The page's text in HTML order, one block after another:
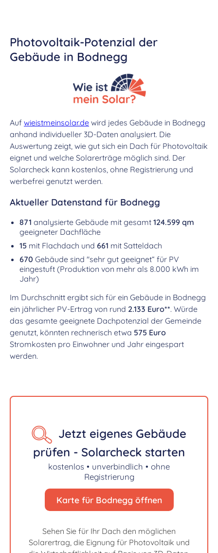
Photovoltaik-Potenzial der
Gebäude in Bodnegg
Auf wieistmeinsolar.de wird jedes Gebäude in Bodnegg
anhand individueller 3D-Daten analysiert. Die
Auswertung zeigt, wie gut sich ein Dach für Photovoltaik
eignet und welche Solarerträge möglich sind. Der
Solarcheck kann kostenlos, ohne Registrierung und
werbefrei genutzt werden.
Aktueller Datenstand für Bodnegg
871 analysierte Gebäude mit gesamt 124.599 qm
geeigneter Dachfläche
15 mit Flachdach und 661 mit Satteldach
670 Gebäude sind "sehr gut geeignet“ für PV
eingestuft (Produktion von mehr als 8.000 kWh im
Jahr)
Im Durchschnitt ergibt sich für ein Gebäude in Bodnegg
ein jährlicher PV-Ertrag von rund 2.133 Euro**. Würde
das gesamte geeignete Dachpotenzial der Gemeinde
genutzt, könnten rechnerisch etwa 575 Euro
Stromkosten pro Einwohner und Jahr eingespart
werden.
Jetzt eigenes Gebäude
prüfen - Solarcheck starten
kostenlos • unverbindlich • ohne
Registrierung
Karte für Bodnegg öffnen
Sehen Sie für Ihr Dach den möglichen
Solarertrag, die Eignung für Photovoltaik und